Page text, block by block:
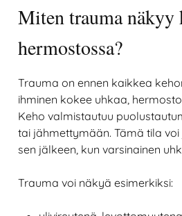
Miten trauma näkyy
hermostossa?
Trauma on ennen kaikkea
ihminen kokee uhkaa,
Keho valmistautuu
tai jähmettymään. Tämä tila
sen jälkeen, kun varsinainen
Trauma voi näkyä esimerkiksi: